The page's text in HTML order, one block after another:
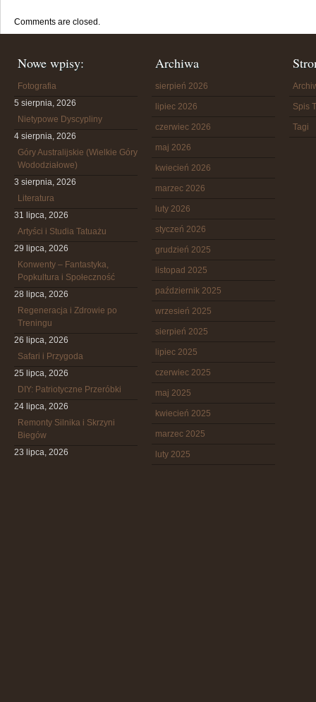
Comments are closed.
Nowe wpisy:
Fotografia
5 sierpnia, 2026
Nietypowe Dyscypliny
4 sierpnia, 2026
Góry Australijskie (Wielkie Góry
Wododziałowe)
3 sierpnia, 2026
Literatura
31 lipca, 2026
Artyści i Studia Tatuażu
29 lipca, 2026
Konwenty – Fantastyka,
Popkultura i Społeczność
28 lipca, 2026
Regeneracja i Zdrowie po
Treningu
26 lipca, 2026
Safari i Przygoda
25 lipca, 2026
DIY: Patriotyczne Przeróbki
24 lipca, 2026
Remonty Silnika i Skrzyni
Biegów
23 lipca, 2026
Archiwa
sierpień 2026
lipiec 2026
czerwiec 2026
maj 2026
kwiecień 2026
marzec 2026
luty 2026
styczeń 2026
grudzień 2025
listopad 2025
październik 2025
wrzesień 2025
sierpień 2025
lipiec 2025
czerwiec 2025
maj 2025
kwiecień 2025
marzec 2025
luty 2025
Spis
Tagi